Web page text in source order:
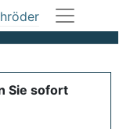
Sie sofort